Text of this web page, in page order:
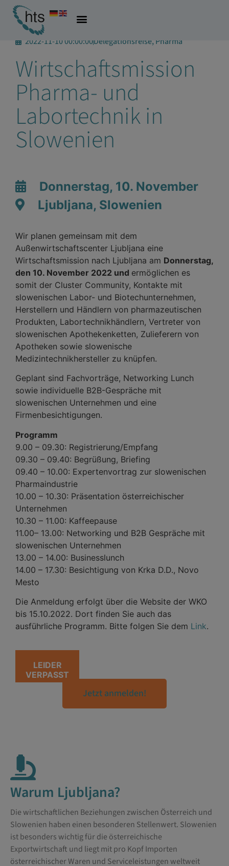
2022-11-10 00:00:00Delegationsreise, Pharma
Wirtschaftsmission
Pharma- und
Labortechnik in
Slowenien
Donnerstag, 10. November
Ljubljana, Slowenien
Wir planen gemeinsam mit dem
Außenwirtschaftscenter Ljubljana eine
Wirtschaftsmission nach Ljubljana am Donnerstag,
den 10. November 2022 und ermöglichen es
somit der Cluster Community, Kontakte mit
slowenischen Labor- und Biotechunternehmen,
Herstellern und Händlern von pharmazeutischen
Produkten, Labortechnikhändlern, Vertreter von
slowenischen Apothekenketten, Zulieferern von
Apotheken sowie slowenische
Medizintechnikhersteller zu knüpfen.
Geplant sind Fachvorträge, Networking Lunch
sowie individuelle B2B-Gespräche mit
slowenischen Unternehmen und eine
Firmenbesichtigungen.
Programm
9.00 – 09.30: Registrierung/Empfang
09.30 – 09.40: Begrüßung, Briefing
09.40 – 10.00: Expertenvortrag zur slowenischen
Pharmaindustrie
10.00 – 10.30: Präsentation österreichischer
Unternehmen
10.30 – 11.00: Kaffeepause
11.00– 13.00: Networking und B2B Gespräche mit
slowenischen Unternehmen
13.00 – 14.00: Businesslunch
14.00 – 17.30: Besichtigung von Krka D.D., Novo
Mesto
Die Anmeldung erfolgt über die Website der WKO
bis 15.10.2022. Dort finden Sie auch das
ausführliche Programm. Bitte folgen Sie dem Link.
LEIDER
VERPASST
Jetzt anmelden!
Warum Ljubljana?
Die wirtschaftlichen Beziehungen zwischen Österreich und
Slowenien haben einen besonderen Stellenwert. Slowenien
ist besonders wichtig für die österreichische
Exportwirtschaft und liegt mit pro Kopf Importen
österreichischer Waren und Serviceleistungen weltweit